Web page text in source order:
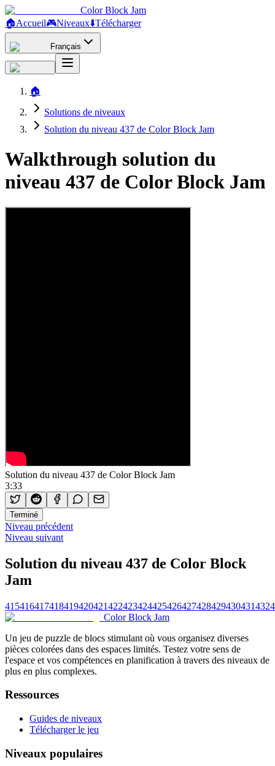
Color Block Jam
🏠Accueil🎮Niveaux⬇️Télécharger
Français
🏠
Solutions de niveaux
Solution du niveau 437 de Color Block Jam
Walkthrough solution du
niveau 437 de Color Block Jam
Solution du niveau 437 de Color Block Jam
3:33
Terminé
Niveau précédent
Niveau suivant
Solution du niveau 437 de Color Block
Jam
415416417418419420421422423424425426427428429430431432
Color Block Jam
Un jeu de puzzle de blocs stimulant où vous organisez diverses
pièces colorées dans des espaces limités. Testez votre sens de
l'espace et vos compétences en planification à travers des niveaux de
plus en plus complexes.
Ressources
Guides de niveaux
Télécharger le jeu
Niveaux populaires